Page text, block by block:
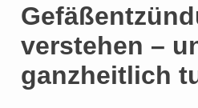
verstehen –
ganzheitlich